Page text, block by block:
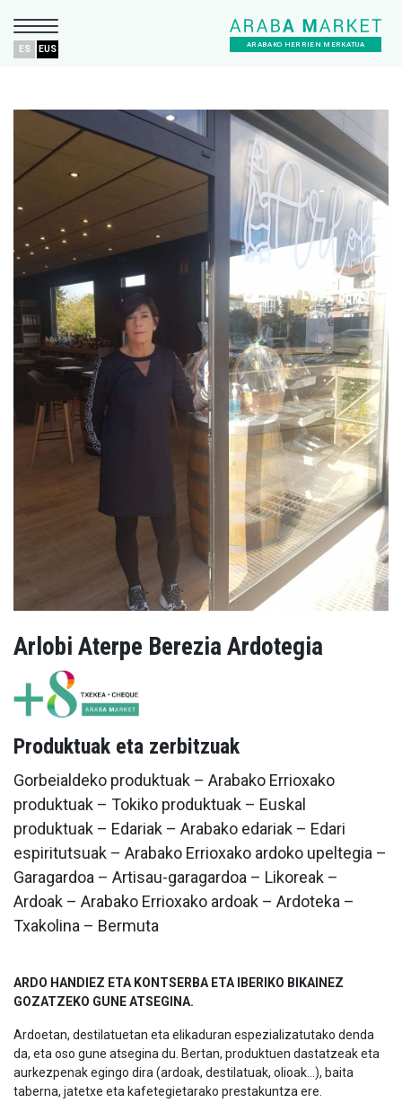
ARABAKO HERRIEN MERKATUA
ES EUS
Arlobi Aterpe Berezia Ardotegia
Produktuak eta zerbitzuak
Gorbeialdeko produktuak – Arabako Errioxako
produktuak – Tokiko produktuak – Euskal
produktuak – Edariak – Arabako edariak – Edari
espiritutsuak – Arabako Errioxako ardoko upeltegia –
Garagardoa – Artisau-garagardoa – Likoreak –
Ardoak – Arabako Errioxako ardoak – Ardoteka –
Txakolina – Bermuta
ARDO HANDIEZ ETA KONTSERBA ETA IBERIKO BIKAINEZ
GOZATZEKO GUNE ATSEGINA.
Ardoetan, destilatuetan eta elikaduran espezializatutako denda
da, eta oso gune atsegina du. Bertan, produktuen dastatzeak eta
aurkezpenak egingo dira (ardoak, destilatuak, olioak...), baita
taberna, jatetxe eta kafetegietarako prestakuntza ere.